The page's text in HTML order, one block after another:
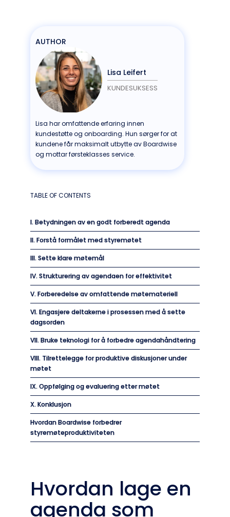
AUTHOR
Lisa Leifert
KUNDESUKSESS
Lisa har omfattende erfaring innen
kundestøtte og onboarding. Hun sørger for at
kundene får maksimalt utbytte av Boardwise
og mottar førsteklasses service.
TABLE OF CONTENTS
I. Betydningen av en godt forberedt agenda
II. Forstå formålet med styremøtet
III. Sette klare møtemål
IV. Strukturering av agendaen for effektivitet
V. Forberedelse av omfattende møtemateriell
VI. Engasjere deltakerne i prosessen med å sette
dagsorden
VII. Bruke teknologi for å forbedre agendahåndtering
VIII. Tilrettelegge for produktive diskusjoner under
møtet
IX. Oppfølging og evaluering etter møtet
X. Konklusjon
Hvordan Boardwise forbedrer
styremøteproduktiviteten
Hvordan lage en
agenda som